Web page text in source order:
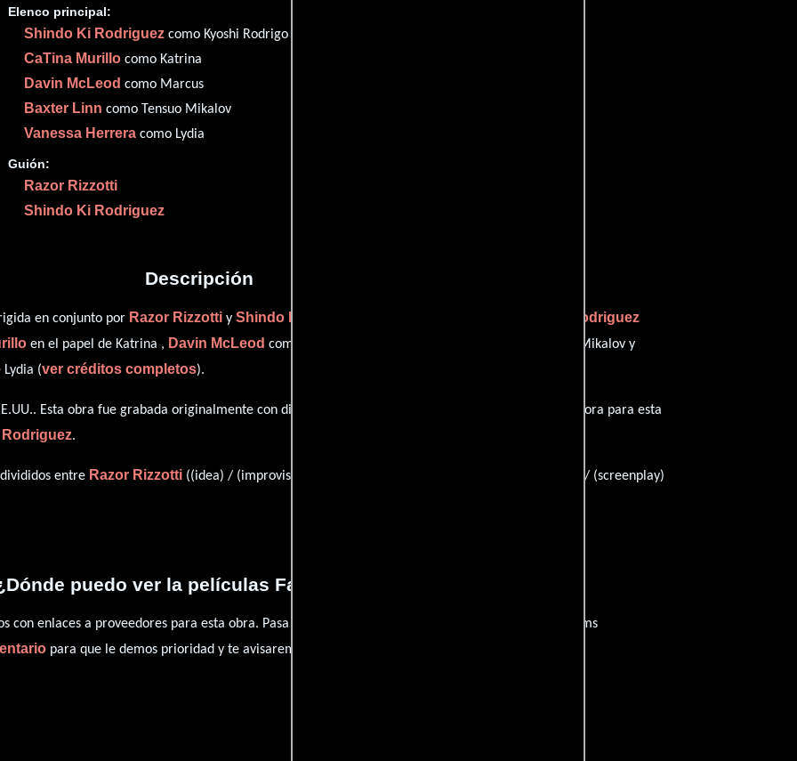
Elenco principal:
Shindo Ki Rodriguez como Kyoshi Rodrigo
CaTina Murillo como Katrina
Davin McLeod como Marcus
Baxter Linn como Tensuo Mikalov
Vanessa Herrera como Lydia
Guión:
Razor Rizzotti
Shindo Ki Rodriguez
Descripción
en conjunto por Razor Rizzotti yShindo Ki Rodriguez
Shindo Ki Rodriguez
en el papel de Katrina , Davin McLeod como Marcus,
personificando a Tensuo Mikalov y
Lydia (ver créditos completos).
Esta obra fue grabada originalmente con dialogos en en su audio original. La banda sonora para esta
.
entre Razor Rizzotti ((idea) / (improvised dialogue)) y ((creator) / (screenplay)
puedo ver la películas Fast Choices?
enlaces a proveedores para esta obra. Pasa por nuestro catálogo de y encuentra films
para que le demos prioridad y te avisaremos cuando se encuentre disponible